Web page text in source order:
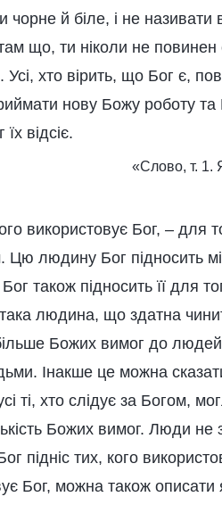
й біле, і не називати
що, ти ніколи не
Усі, хто вірить, що Бог є,
нову Божу роботу та
відсіє.
«Слово, т. 1.
використовує Бог, – для
людину Бог підносить
також підносить її для
людина, що здатна
Божих вимог до людей
Інакше це можна
ті, хто слідує за Богом,
Божих вимог. Люди не
підніс тих, кого
Бог, можна також описати